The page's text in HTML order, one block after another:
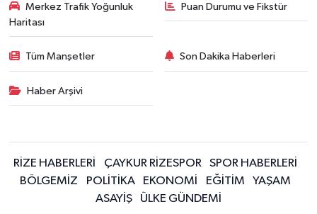
Merkez Trafik Yoğunluk
Haritası
Puan Durumu ve Fikstür
Tüm Manşetler Son Dakika Haberleri
Haber Arşivi
RİZE HABERLERİ ÇAYKUR RİZESPOR
SPOR HABERLERİ
BÖLGEMİZ
POLİTİKA EKONOMİ EĞİTİM
YAŞAM
ASAYİŞ
ÜLKE GÜNDEMİ